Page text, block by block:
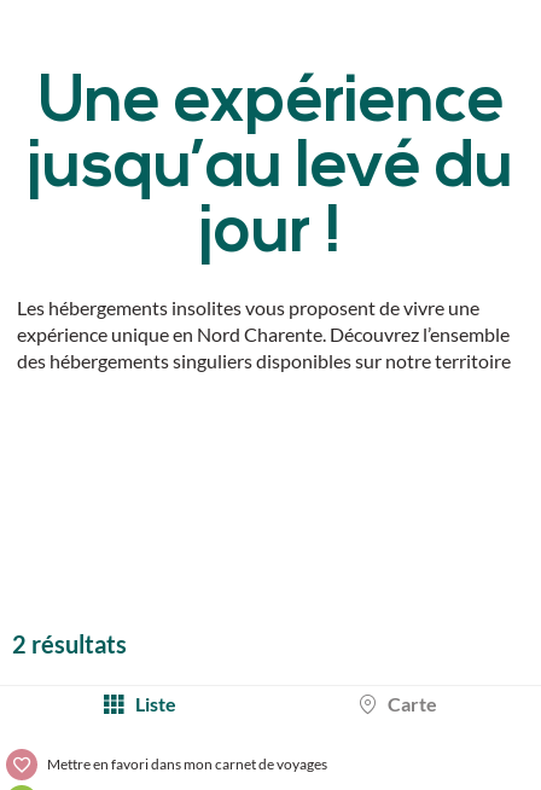
Une expérience
jusqu’au levé du
jour !
Les hébergements insolites vous proposent de vivre une
expérience unique en Nord Charente. Découvrez l’ensemble
des hébergements singuliers disponibles sur notre territoire
2 résultats
Liste Carte
Mettre en favori dans mon carnet de voyages